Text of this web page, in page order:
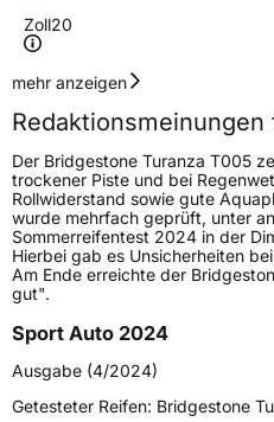
Zoll20
Geschwindigkeitsindex
Höchstgeschwindigkeit
300 km/h
Lastindex104
Höchstlast900 kg
Gewicht (in kg)15,1 kg
FahrzeugtypPKW
VerwendungSommerreifen
mehr anzeigen
Der Bridgestone Turanza T005
trockener Piste und bei
Rollwiderstand sowie gute
wurde mehrfach geprüft, unter
Sommerreifentest 2024 in der
Hierbei gab es Unsicherheiten
Am Ende erreichte der
gut".
Sport Auto 2024
Ausgabe (4/2024)
Getesteter Reifen: Bridgestone